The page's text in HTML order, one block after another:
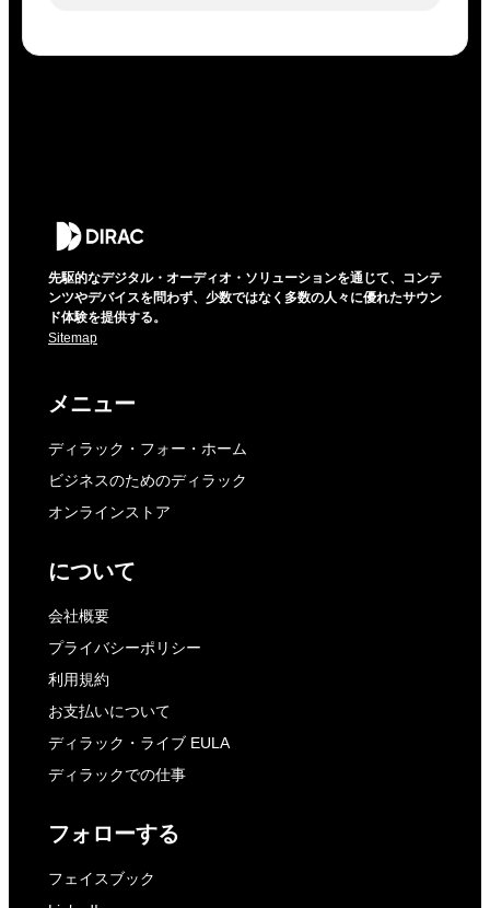
先駆的なデジタル・オーディオ・ソリューションを通じて、コンテ
ンツやデバイスを問わず、少数ではなく多数の人々に優れたサウン
ド体験を提供する。
Sitemap
メニュー
ディラック・フォー・ホーム
ビジネスのためのディラック
オンラインストア
について
会社概要
プライバシーポリシー
利用規約
お支払いについて
ディラック・ライブ EULA
ディラックでの仕事
フォローする
フェイスブック